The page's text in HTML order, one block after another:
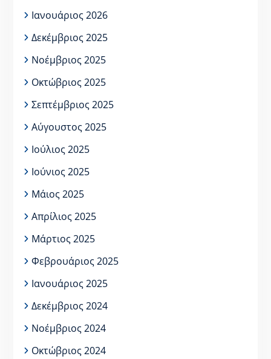
Ιανουάριος 2026
Δεκέμβριος 2025
Νοέμβριος 2025
Οκτώβριος 2025
Σεπτέμβριος 2025
Αύγουστος 2025
Ιούλιος 2025
Ιούνιος 2025
Μάιος 2025
Απρίλιος 2025
Μάρτιος 2025
Φεβρουάριος 2025
Ιανουάριος 2025
Δεκέμβριος 2024
Νοέμβριος 2024
Οκτώβριος 2024